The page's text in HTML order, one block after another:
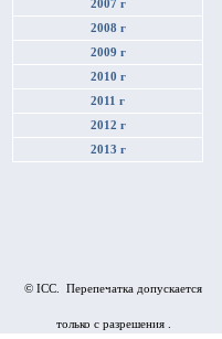
2007 г
2008 г
2009 г
2010 г
2011 г
2012 г
2013 г
© ICC. Перепечатка допускается
только с разрешения .